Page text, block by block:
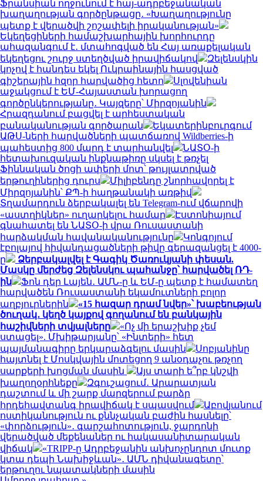
Ֆրանսիան ողջունում է հայ-ադրբեջանական
խաղաղության գործընթացը․ «Խաղաղությունը
պետք է վերածվի շոշափելի իրականության»
Եկեղեցիների համաշխարհային խորհուրդը
ահազանգում է․ մտահոգված են Հայ առաքելական
եկեղեցու շուրջ ստեղծված իրավիճակով
Զելենսկին
կոչով է հանդես եկել Ուկրաինային հասցված
գիշերային հզոր հարվածից հետո
Սլովենիան
աջակցում է ԵՄ-Հայաստան խորացող
գործընկերությանը․ Կայզերը՝ Միրզոյանին
Հրազդանում բացվել է արհեստական
բանականության գործարան
Եկատերինբուրգում
ԱԹՍ-ների հարվածների պատճառով Wildberries-ի
պահեստից 800 մարդ է տարհանվել
ՆԱՏՕ-ի
հետախուզական ինքնաթիռը սկսել է թռչել
Ֆիննական ծոցի ափերի մոտ՝ թույլատրված
երթուղիներից դուրս
Միլիբենդը շնորհավորել է
Միրզոյանին՝ ՔՊ-ի հաղթանակի առթիվ
Տղամարդուն ձերբակալել են Telegram-ում վճարովի
«աստղիկներ» ուղարկելու համար
Էստոնիայում
գնահատել են ՆԱՏՕ-ի վրա Ռուսաստանի
հարձակման հավանականությունը
Կոնգոյում
էբոլայով հիվանդացածների թիվը գերազանցել է 4000-
ը
Ձերբակալվել է Գագիկ Ծառուկյանի փեսան.
Մասկը մերժեց Զելենսկու պահանջը՝ հարվածել ՌԴ-
ին
Ֆոն դեր Լայեն․ ԱՄՆ-ը և ԵՄ-ը պետք է համատեղ
հարվածեն Ռուսաստանի եկամուտների բոլոր
աղբյուրներին
«15 հազար դրամ նվեր»՝ խաբեության
ծուղակ․ կեղծ կայքով գողանում են բանկային
հաշիվների տվյալները
«Ոչ մի երաշխիք չեմ
ստացել». Մխիթարյանը՝ «Ինտերի» հետ
պայմանագիրը երկարաձգելու մասին
Սոբյանինը
հայտնել է Մոսկվային մոտեցող 9 անօդաչու թռչող
սարքերի խոցման մասին
Այս տարի ե՞րբ կնշվի
խաղողօրհնեքը
Զգուշացում․ Արարատյան
դաշտում և մի շարք մարզերում բարձր
հրդեհավտանգ իրավիճակ է սպասվում
Աբովյանում
ոստիկանություն ու քննչական բաժին հասնելը՝
«փորձություն»․ գարշահոտություն, ջարդոնի
վերածված մեքենաներ ու հակասանիտարական
վիճակ
«TRIPP-ը Ադրբեջանին անխոչընդոտ մուտք
կտա դեպի Նախիջևան»․ ԱՄՆ դիվանագետը՝
երթուղու նպատակների մասին